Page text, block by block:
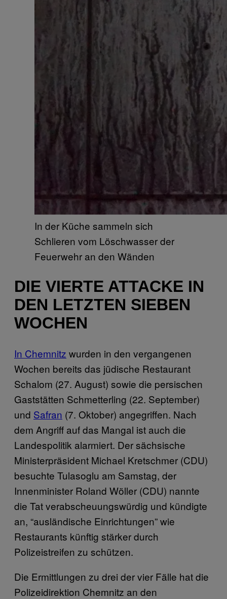
In der Küche sammeln sich
Schlieren vom Löschwasser der
Feuerwehr an den Wänden
DIE VIERTE ATTACKE IN
DEN LETZTEN SIEBEN
WOCHEN
In Chemnitz wurden in den vergangenen
Wochen bereits das jüdische Restaurant
Schalom (27. August) sowie die persischen
Gaststätten Schmetterling (22. September)
und Safran (7. Oktober) angegriffen. Nach
dem Angriff auf das Mangal ist auch die
Landespolitik alarmiert. Der sächsische
Ministerpräsident Michael Kretschmer (CDU)
besuchte Tulasoglu am Samstag, der
Innenminister Roland Wöller (CDU) nannte
die Tat verabscheuungswürdig und kündigte
an, “ausländische Einrichtungen” wie
Restaurants künftig stärker durch
Polizeistreifen zu schützen.
Die Ermittlungen zu drei der vier Fälle hat die
Polizeidirektion Chemnitz an den